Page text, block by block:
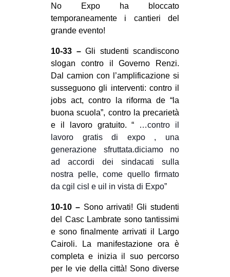
No Expo ha bloccato
temporaneamente i cantieri del
grande evento!
10-33 –Gli studenti scandiscono
slogan contro il Governo Renzi.
Dal camion con l’amplificazione si
susseguono gli interventi: contro il
jobs act, contro la riforma de “la
buona scuola”, contro la precarietà
e il lavoro gratuito. “ …contro il
lavoro gratis di expo , una
generazione sfruttata.diciamo no
ad accordi dei sindacati sulla
nostra pelle, come quello firmato
da cgil cisl e uil in vista di Expo”
10-10 –Sono arrivati! Gli studenti
del Casc Lambrate sono tantissimi
e sono finalmente arrivati il Largo
Cairoli. La manifestazione ora è
completa e inizia il suo percorso
per le vie della città! Sono diverse